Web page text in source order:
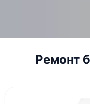
Ремонт